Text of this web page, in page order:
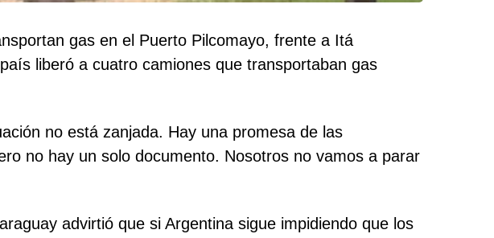
gas en el Puerto Pilcomayo, frente a Itá
liberó a cuatro camiones que transportaban gas
no está zanjada. Hay una promesa de las
no hay un solo documento. Nosotros no vamos a parar
advirtió que si Argentina sigue impidiendo que los